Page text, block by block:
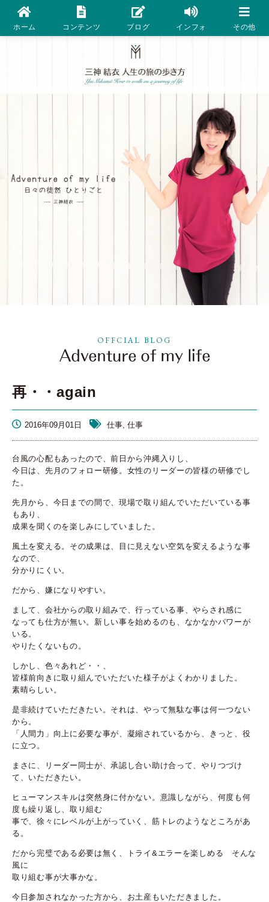
ホーム コンテンツ ブログ インフォ その他
OFFCIAL BLOG
再・・again
2016年09月01日 仕事, 仕事
台風の心配もあったので、前日から沖縄入りし、
今日は、先月のフォロー研修。女性のリーダーの皆様の研修でし
た。
先月から、今日までの間で、現場で取り組んでいただいている事
もあり、
成果を聞くのを楽しみにしていました。
風土を変える。その成果は、目に見えない空気を変えるような事
なので、
分かりにくい。
だから、嫌になりやすい。
まして、会社からの取り組みで、行っている事、やらされ感に
なっても仕方が無い。新しい事を始めるのも、なかなかパワーが
いる。
やりたくないもの。
しかし、色々あれど・・、
皆様前向きに取り組んでいただいた様子がよくわかりました。
素晴らしい。
是非続けていただきたい。それは、やって無駄な事は何一つない
から。
「人間力」向上に必要な事が、凝縮されているから、きっと、役
に立つ。
まさに、リーダー同士が、承認し合い助け合って、やりつづけ
て、いただきたい。
ヒューマンスキルは突然身に付かない。意識しながら、何度も何
度も繰り返し、取り組む
事で、徐々にレベルが上がっていく、筋トレのようなところがあ
る。
だから完璧である必要は無く、トライ&エラーを楽しめる そんな
風に
取り組む事が大事かな。
今日参加されなかった方から、お土産もいただきました。